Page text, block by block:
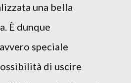
una bella
È dunque
speciale
di uscire